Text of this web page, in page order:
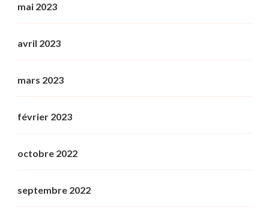
mai 2023
avril 2023
mars 2023
février 2023
octobre 2022
septembre 2022